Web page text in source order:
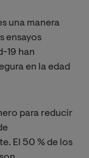
una manera
ensayos
19 han
en la edad
para reducir
El 50 % de los